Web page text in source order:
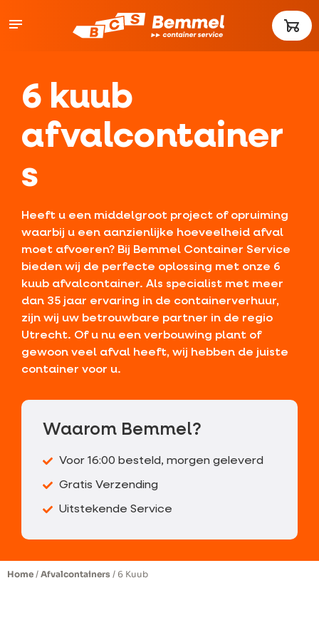
6 kuub
afvalcontainer
s
Heeft u een middelgroot project of opruiming
waarbij u een aanzienlijke hoeveelheid afval
moet afvoeren? Bij Bemmel Container Service
bieden wij de perfecte oplossing met onze 6
kuub afvalcontainer. Als specialist met meer
dan 35 jaar ervaring in de containerverhuur,
zijn wij uw betrouwbare partner in de regio
Utrecht. Of u nu een verbouwing plant of
gewoon veel afval heeft, wij hebben de juiste
container voor u.
Waarom Bemmel?
Voor 16:00 besteld, morgen geleverd
Gratis Verzending
Uitstekende Service
Home / Afvalcontainers / 6 Kuub